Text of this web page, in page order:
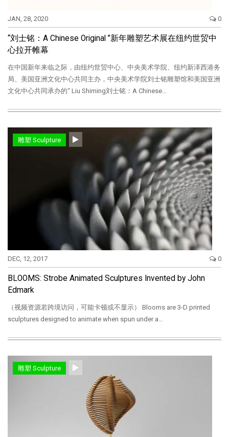
JAN, 28, 2020 0
“刘士铭：A Chinese Original ”新年雕塑艺术展在纽约世贸中
心拉开帷幕
在中国新年来临之际，由纽约世贸中心、中央美术学院、纽约新泽西港务
局、美国亚洲文化中心共同主办，中央美术学院刘士铭雕塑馆和美国亚洲
文化中心共同承办的“ Liu Shiming刘士铭：A Chinese…
雕塑 Sculpture
DEC, 12, 2017 0
BLOOMS: Strobe Animated Sculptures Invented by John
Edmark
（视频资源若跨境访问，可能卡顿或不显示） Blooms are 3-D printed
sculptures designed to animate when spun under a…
雕塑 Sculpture